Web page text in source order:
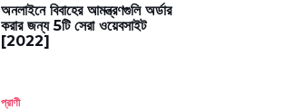
অনলাইনে বিবাহের আমন্ত্রণগুলি অর্ডার
করার জন্য 5টি সেরা ওয়েবসাইট
[2022]
প্রাণী